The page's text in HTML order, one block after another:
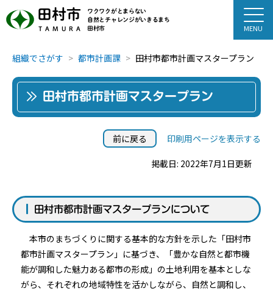
田村市
TAMURA
ワクワクがとまらない
自然とチャレンジがいきるまち
田村市
組織でさがす 都市計画課 田村市都市計画マスタープラン
田村市都市計画マスタープラン
前に戻る 印刷用ページを表示する
掲載日: 2022年7月1日更新
田村市都市計画マスタープランについて
本市のまちづくりに関する基本的な方針を示した「田村市
都市計画マスタープラン」に基づき、「豊かな自然と都市機
能が調和した魅力ある都市の形成」の土地利用を基本としな
がら、それぞれの地域特性を活かしながら、自然と調和し、